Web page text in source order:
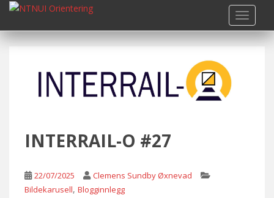
i
INTERRAIL-O #27
22/07/2025
Clemens Sundby Øxnevad
Bildekarusell, Blogginnlegg